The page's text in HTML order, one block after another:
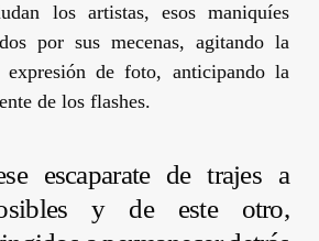
los artistas, esos maniquíes
por sus mecenas, agitando la
expresión de foto, anticipando la
de los flashes.
escaparate de trajes a
y de este otro,